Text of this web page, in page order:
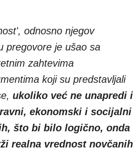
odnosno njegov
pregovore je ušao sa
zahtevima
koji su predstavljali
ukoliko već ne unapredi i
ekonomski i socijalni
što bi bilo logično, onda
realna vrednost novčanih